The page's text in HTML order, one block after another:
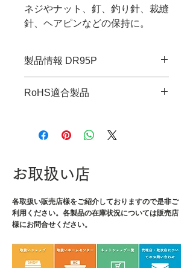
ネジやナット、釘、釣り針、裁縫
針、ヘアピンなどの保持に。
製品情報 DR95P
・全長：276mm
・材質：TPR&ネオジム磁石
RoHS適合製品
お取扱い店
各取扱い販売店様をご紹介しておりますので是非ご
利用ください。各製品の在庫状況については販売店
様にお問合せください。